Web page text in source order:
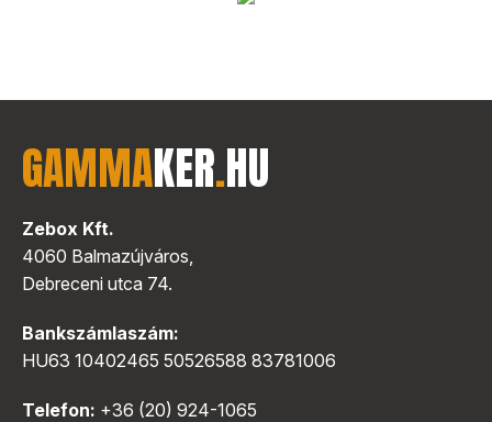
GAMMAKER.HU
Zebox Kft.
4060 Balmazújváros,
Debreceni utca 74.
Bankszámlaszám:
HU63 10402465 50526588 83781006
Telefon: +36 (20) 924-1065